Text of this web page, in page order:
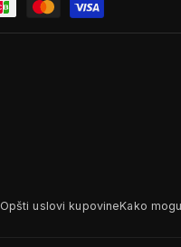
Opšti uslovi kupovineKako